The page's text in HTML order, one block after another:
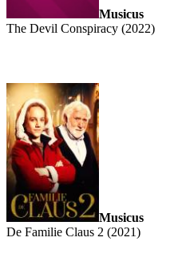
Musicus
The Devil Conspiracy (2022)
Musicus
De Familie Claus 2 (2021)